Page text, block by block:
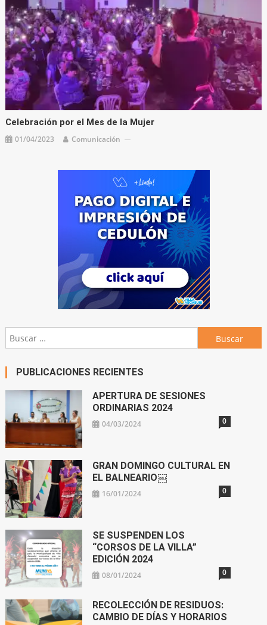
Celebración por el Mes de la Mujer
01/04/2023 Comunicación
Buscar:
PUBLICACIONES RECIENTES
APERTURA DE SESIONES
ORDINARIAS 2024
04/03/2024 0
GRAN DOMINGO CULTURAL EN
EL BALNEARIO￼
16/01/2024 0
SE SUSPENDEN LOS
“CORSOS DE LA VILLA”
EDICIÓN 2024
08/01/2024 0
RECOLECCIÓN DE RESIDUOS:
CAMBIO DE DÍAS Y HORARIOS